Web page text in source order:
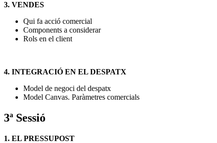
3. VENDES
Qui fa acció comercial
Components a considerar
Rols en el client
4. INTEGRACIÓ EN EL DESPATX
Model de negoci del despatx
Model Canvas. Paràmetres comercials
3ª Sessió
1. EL PRESSUPOST